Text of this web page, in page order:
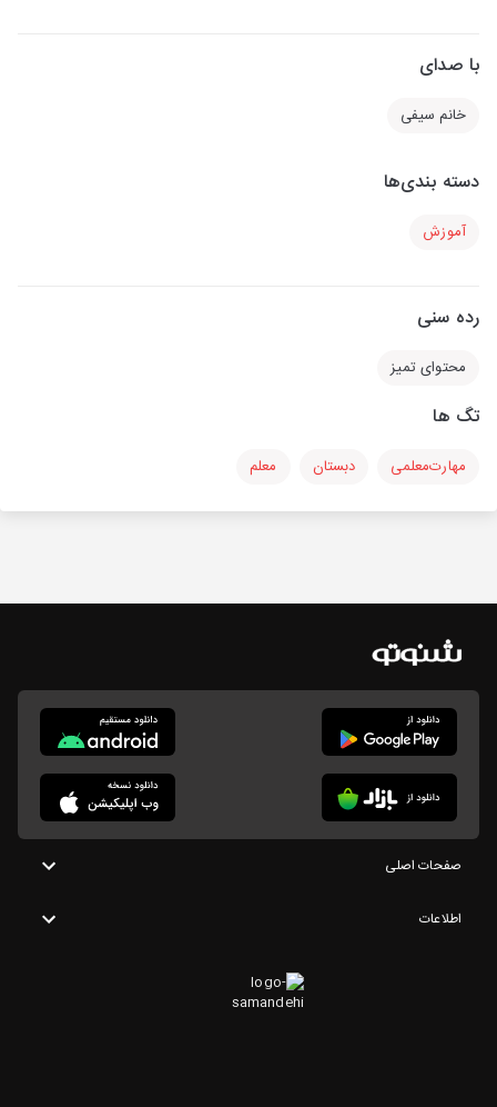
با صدای
خانم سیفی
دسته بندی‌ها
آموزش
رده سنی
محتوای تمیز
تگ ها
مهارت‌معلمی دبستان معلم
صفحات اصلی
اطلاعات